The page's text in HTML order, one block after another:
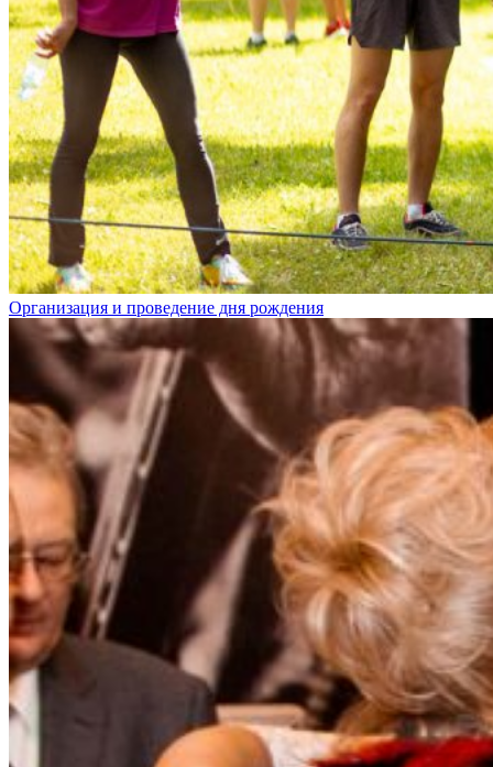
Организация и проведение дня рождения